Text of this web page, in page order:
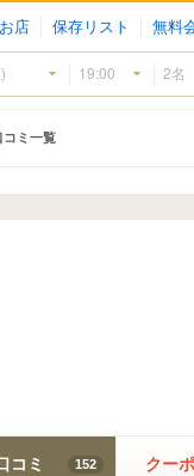
店 保存リスト 無料
コミ一覧
コミ 152 クー